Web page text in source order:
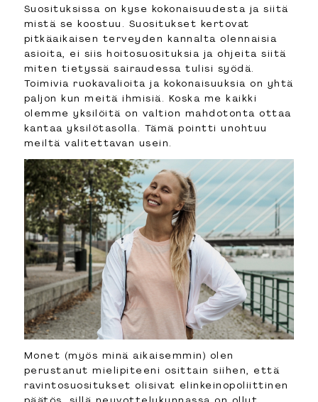
Suosituksissa on kyse kokonaisuudesta ja siitä
mistä se koostuu. Suositukset kertovat
pitkäaikaisen terveyden kannalta olennaisia
asioita, ei siis hoitosuosituksia ja ohjeita siitä
miten tietyssä sairaudessa tulisi syödä.
Toimivia ruokavalioita ja kokonaisuuksia on yhtä
paljon kun meitä ihmisiä. Koska me kaikki
olemme yksilöitä on valtion mahdotonta ottaa
kantaa yksilötasolla. Tämä pointti unohtuu
meiltä valitettavan usein.
Monet (myös minä aikaisemmin) olen
perustanut mielipiteeni osittain siihen, että
ravintosuositukset olisivat elinkeinopoliittinen